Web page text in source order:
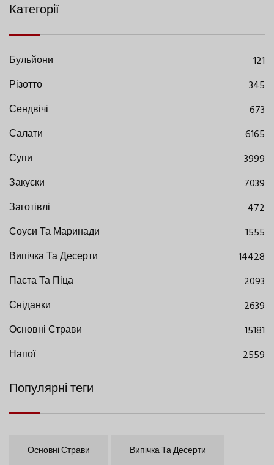
Категорії
Бульйони
121
Різотто
345
Сендвічі
673
Салати
6165
Супи
3999
Закуски
7039
Заготівлі
472
Соуси Та Маринади
1555
Випічка Та Десерти
14428
Паста Та Піца
2093
Сніданки
2639
Основні Страви
15181
Напої
2559
Популярні теги
Основні Страви Випічка Та Десерти